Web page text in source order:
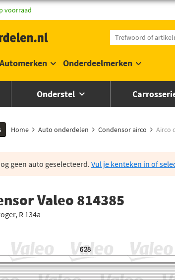
voorraad
Automerken Onderdeelmerken
Onderstel
Home Auto onderdelen Condensor airco Airco
geen auto geselecteerd. Vul je kenteken in of
Valeo 814385
R 134a